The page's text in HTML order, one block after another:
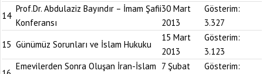
14
Prof.Dr. Abdulaziz Bayındır – İmam Şafii
Konferansı
30 Mart
2013
Gösterim:
3.327
15 Günümüz Sorunları ve İslam Hukuku
15 Mart
2013
Gösterim:
3.123
Emevilerden Sonra Oluşan İran-İslam 7 Şubat
Gösterim: